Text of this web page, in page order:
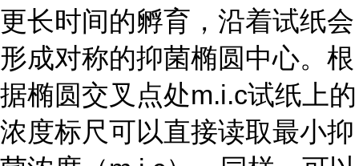
更长时间的孵育，沿着试纸会
形成对称的抑菌椭圆中心。根
据椭圆交叉点处m.i.c试纸上的
浓度标尺可以直接读取最小抑